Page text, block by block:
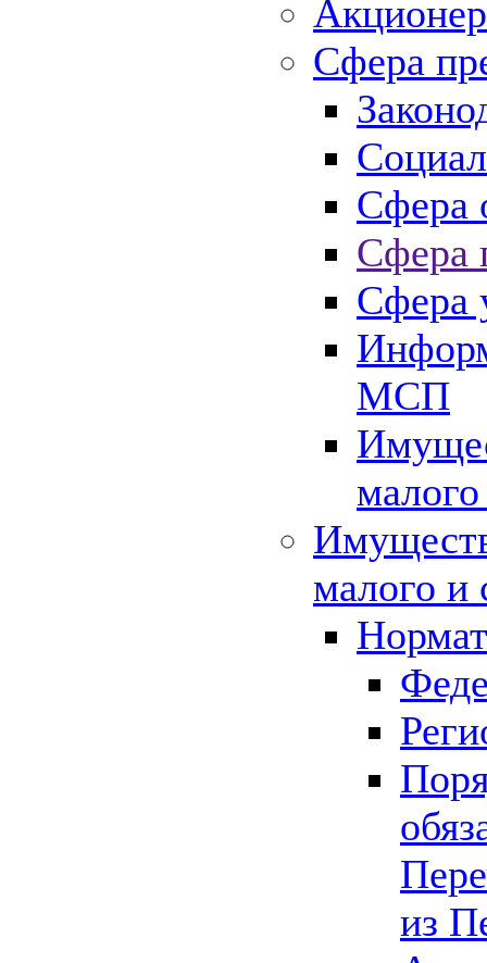
Сфера
Сфера
Сфера
Сфера
МСП
малого и
из